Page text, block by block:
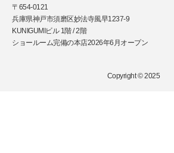
〒654-0121
兵庫県神戸市須磨区妙法寺風早1237-9
KUNIGUMIビル 1階 / 2階
ショールーム完備の本店2026年6月オープン
Copyright © 2025